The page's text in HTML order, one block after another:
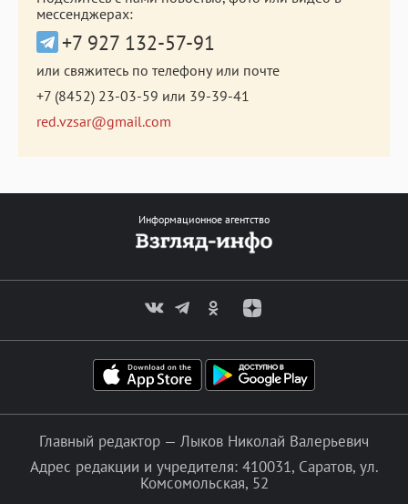
мессенджерах:
+7 927 132-57-91
или свяжитесь по телефону или почте
+7 (8452) 23-03-59 или 39-39-41
red.vzsar@gmail.com
Информационное агентство
Главный редактор — Лыков Николай Валерьевич
Адрес редакции и учредителя: 410031, Саратов, ул.
Комсомольская, 52